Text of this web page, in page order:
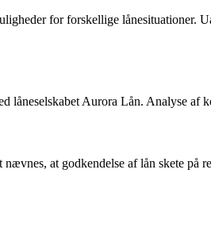
for forskellige
låneselskabet Aurora Lån. Analyse
at godkendelse af lån skete